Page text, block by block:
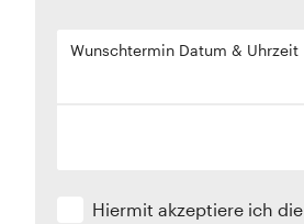
Wunschtermin Datum & Uhrzeit
Hiermit akzeptiere ich die